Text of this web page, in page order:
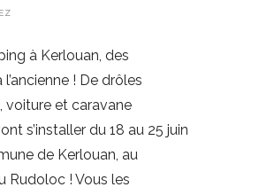
à Kerlouan, des
! De drôles
voiture et caravane
s’installer du 18 au 25 juin
de Kerlouan, au
Rudoloc ! Vous les